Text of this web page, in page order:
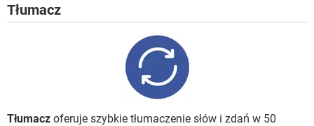
Tłumacz
Tłumacz oferuje szybkie tłumaczenie słów i zdań w 50